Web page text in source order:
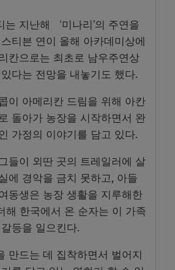
는 지난해 ‘미나리’의 주연을
티븐 연이 올해 아카데미상에
칸으로는 최초로 남우주연상
다는 전망을 내놓기도 했다.
이 아메리칸 드림을 위해 아칸
돌아가 농장을 시작하면서 완
가정의 이야기를 담고 있다.
들이 외딴 곳의 트레일러에 살
에 경악을 금치 못하고, 아들
동생은 농장 생활을 지루해한
해 한국에서 온 순자는 이 가족
등을 일으킨다.
만드는 데 집착하면서 벌어지